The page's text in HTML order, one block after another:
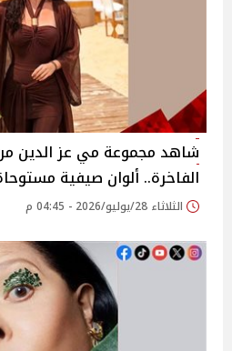
شاهد مجموعة مي عز الدين
الفاخرة.. ألوان صيفية
الثلاثاء 28/يوليو/2026 - 04:45 م